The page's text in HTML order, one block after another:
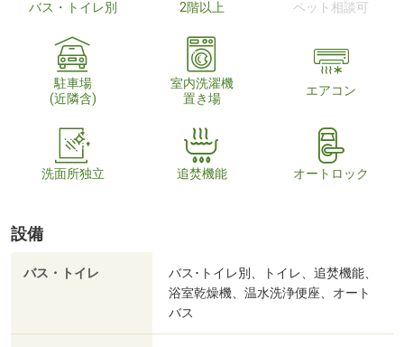
バス・トイレ別 2階以上 ペット相談可
駐車場
(近隣含)
室内洗濯機
置き場
エアコン
洗面所独立 追焚機能 オートロック
設備
バス・トイレ
バス･トイレ別、トイレ、追焚機能、
浴室乾燥機、温水洗浄便座、オート
バス